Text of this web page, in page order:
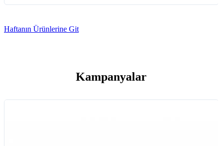
Haftanın Ürünlerine Git
Kampanyalar